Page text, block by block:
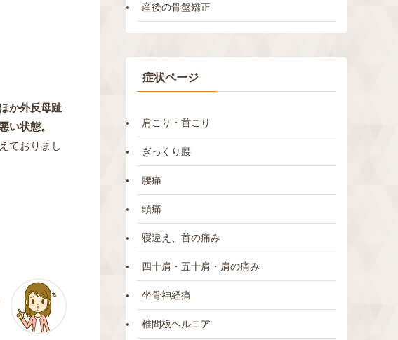
か外反母趾
い状態。
ておりまし
産後の骨盤矯正
症状ページ
肩こり・首こり
ぎっくり腰
腰痛
頭痛
寝違え、首の痛み
四十肩・五十肩・肩の痛み
坐骨神経痛
椎間板ヘルニア